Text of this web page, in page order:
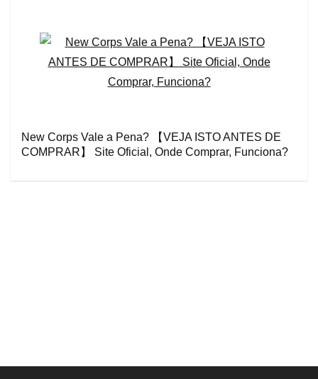
New Corps Vale a Pena? 【VEJA ISTO ANTES DE
COMPRAR】 Site Oficial, Onde Comprar, Funciona?